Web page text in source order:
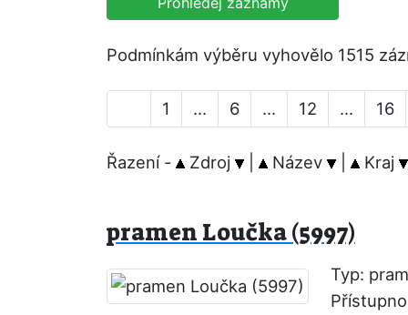
Podmínkám výběru vyhovělo 1515
1 ... 6 ... 12 ... 16
Řazení - Zdroj Název Kraj
pramen Loučka (5997)
Typ: